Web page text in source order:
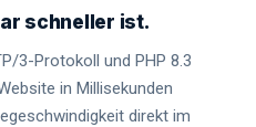
schneller ist.
3-Protokoll und PHP 8.3
in Millisekunden
direkt im